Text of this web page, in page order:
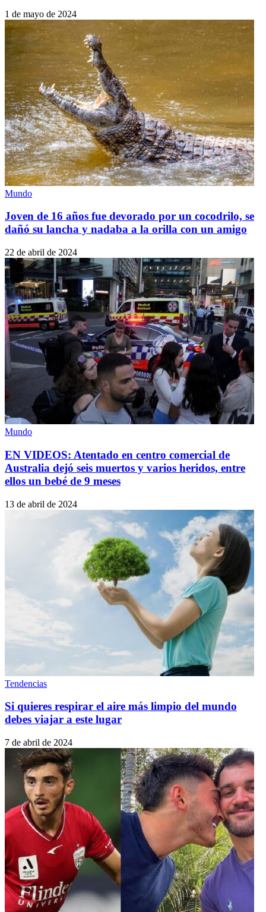
1 de mayo de 2024
Mundo
Joven de 16 años fue devorado por un cocodrilo, se
dañó su lancha y nadaba a la orilla con un amigo
22 de abril de 2024
Mundo
EN VIDEOS: Atentado en centro comercial de
Australia dejó seis muertos y varios heridos, entre
ellos un bebé de 9 meses
13 de abril de 2024
Tendencias
Si quieres respirar el aire más limpio del mundo
debes viajar a este lugar
7 de abril de 2024